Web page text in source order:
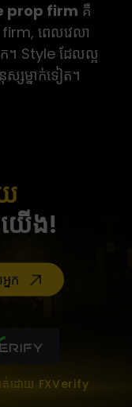
prop firm គឺ
ពេលវេលា
ក។ Style ដែលល្អ
សម្នាក់ទៀត។
ើង!
នក
ាត់ដោយ FXVerify